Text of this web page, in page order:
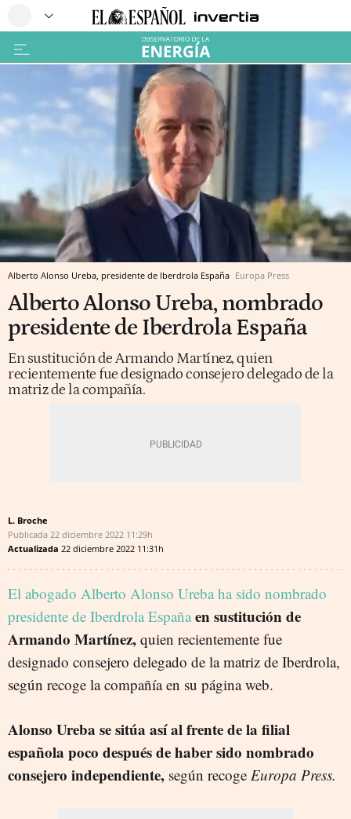
Alberto Alonso Ureba, presidente de Iberdrola España Europa Press
Alberto Alonso Ureba, nombrado
presidente de Iberdrola España
En sustitución de Armando Martínez, quien
recientemente fue designado consejero delegado de la
matriz de la compañía.
L. Broche
Publicada 22 diciembre 2022 11:29h
Actualizada 22 diciembre 2022 11:31h
El abogado Alberto Alonso Ureba ha sido nombrado
presidente de Iberdrola Españaen sustitución de
Armando Martínez, quien recientemente fue
designado consejero delegado de la matriz de Iberdrola,
según recoge la compañía en su página web.
Alonso Ureba se sitúa así al frente de la filial
española poco después de haber sido nombrado
consejero independiente, según recoge Europa Press.